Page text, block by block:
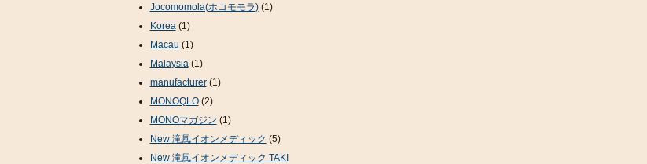
Jocomomola(ホコモモラ)(1)
Korea(1)
Macau (1)
Malaysia(1)
manufacturer(1)
MONOQLO(2)
MONOマガジン (1)
New 滝風イオンメディック (5)
New 滝風イオンメディック TAKI